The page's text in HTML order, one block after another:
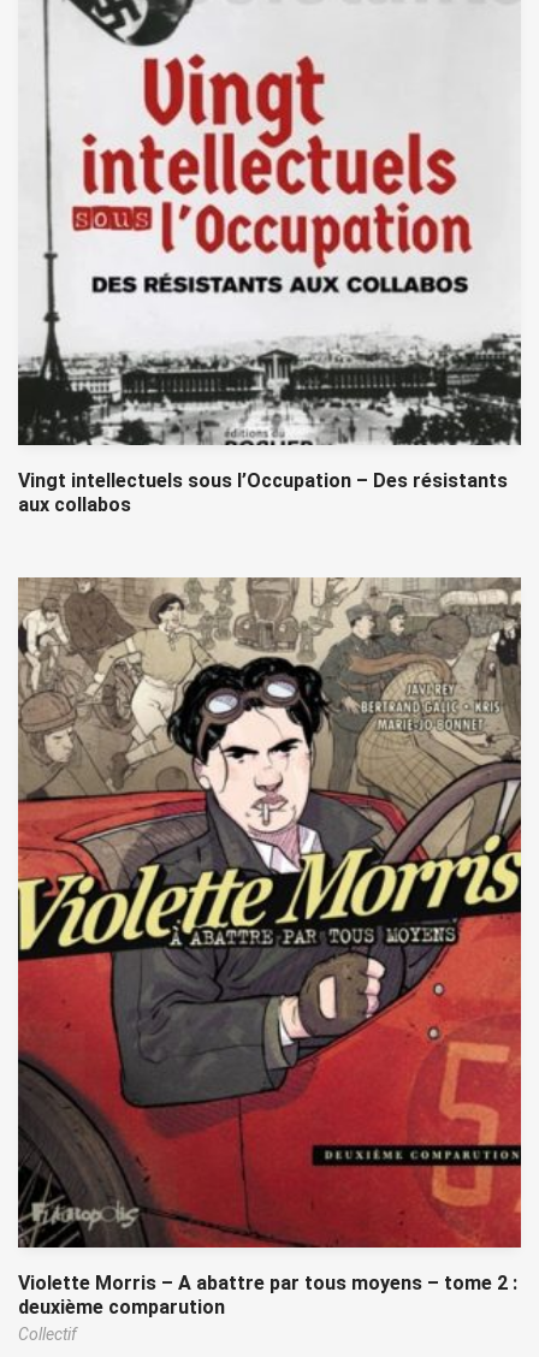
Vingt intellectuels sous l’Occupation – Des résistants
aux collabos
Violette Morris – A abattre par tous moyens – tome 2 :
deuxième comparution
Collectif